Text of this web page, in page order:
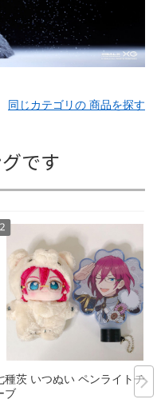
同じカテゴリの 商品を探す
です
種茨 いつぬい ペンライトチュ
ブ